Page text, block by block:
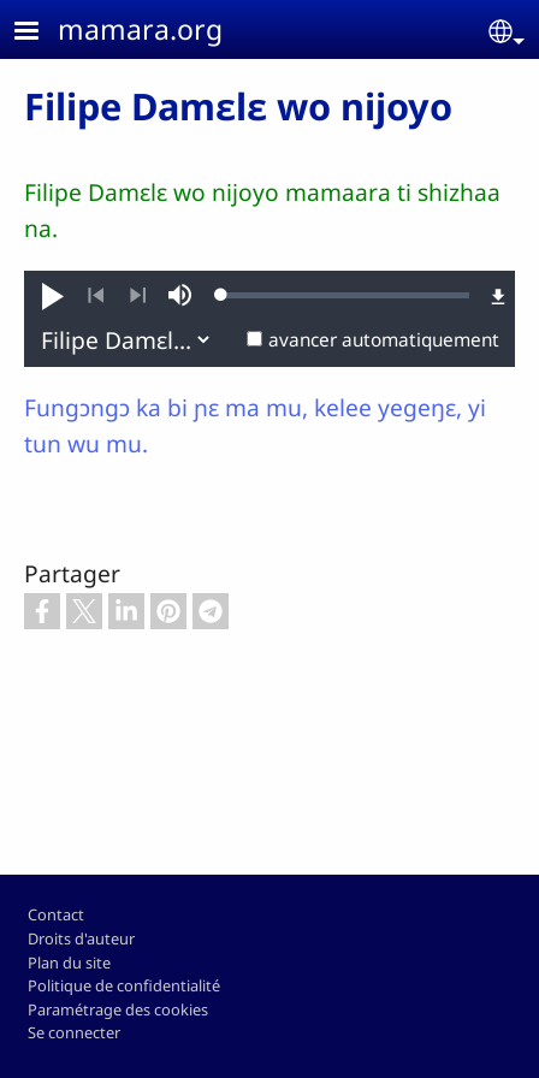
Aller au contenu principal
mamara.org
Filipe Damɛlɛ wo nijoyo
Filipe Damɛlɛ wo nijoyo mamaara ti shizhaa
na.
Jouer
PrécédentSuivant
SourdineLoaded:
avancer automatiquement
Fungɔngɔ ka bi ɲɛ ma mu, kelee yegeŋɛ, yi
tun wu mu.
Partager
Pied de page
Contact
Droits d'auteur
Plan du site
Politique de confidentialité
Paramétrage des cookies
Se connecter